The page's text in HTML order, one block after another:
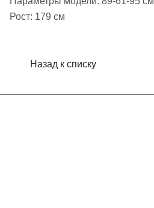
Рост: 179 см
Назад к списку